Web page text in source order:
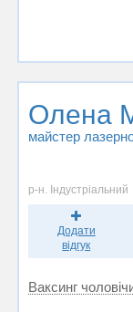
Олена
майстер
р-н. Індустріальний
Додати
відгук
Ваксинг